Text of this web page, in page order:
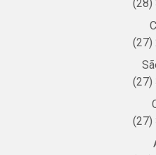
(28)
(27)
(27)
(27)